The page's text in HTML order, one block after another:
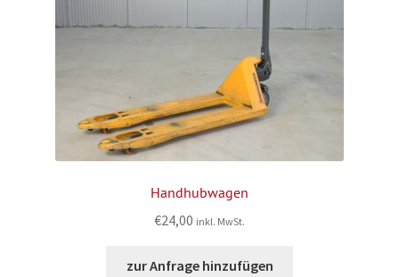
Handhubwagen
€24,00 inkl. MwSt.
zur Anfrage hinzufügen